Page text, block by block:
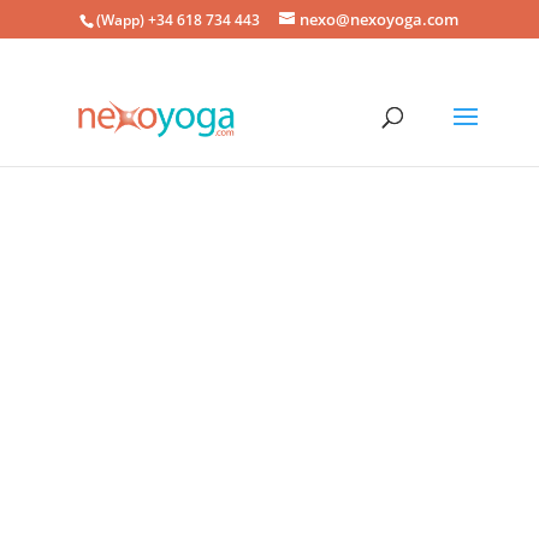
(Wapp) +34 618 734 443 nexo@nexoyoga.com